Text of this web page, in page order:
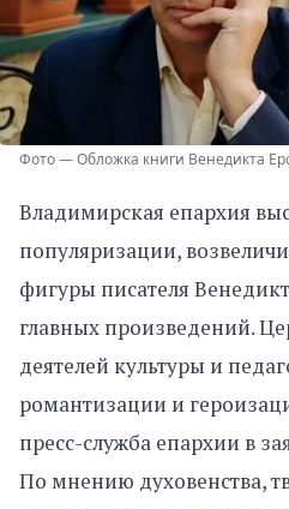
Фото — Обложка книги Венедикта
Владимирская епархия
популяризации,
фигуры писателя
главных произведений.
деятелей культуры и
романтизации и
пресс-служба епархии в
По мнению духовенства,